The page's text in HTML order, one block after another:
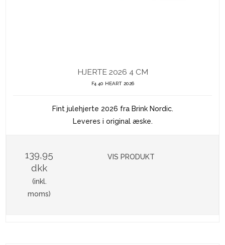
HJERTE 2026 4 CM
F4 40 HEART 2026
Fint julehjerte 2026 fra Brink Nordic.
Leveres i original æske.
139,95
dkk
(inkl.
moms)
VIS PRODUKT